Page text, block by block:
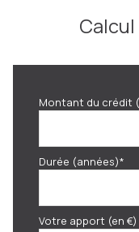
Montant du crédit
Durée (années)*
Votre apport (en €)